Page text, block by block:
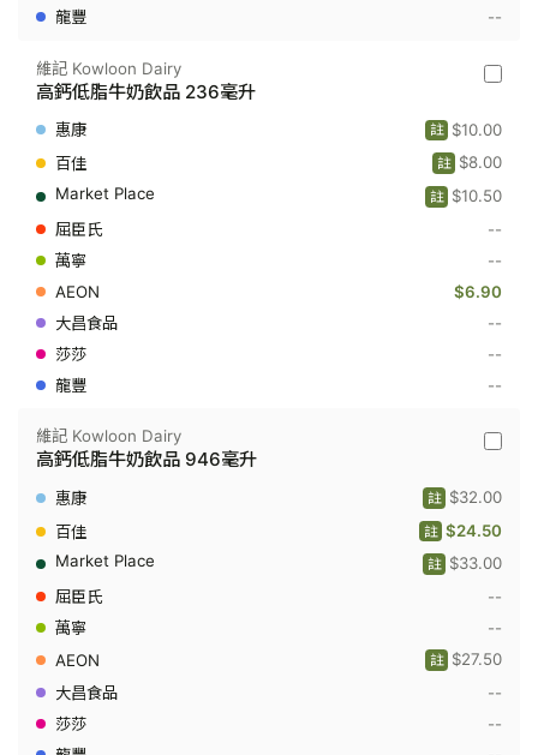
--
維
Dairy
-
鈣
脂
飲
236
毫
維記 Kowloon Dairy
高鈣低脂牛奶飲品 236毫升
$10.00
註
$8.00
註
$10.50
註
--
--
$6.90
--
--
--
維
Dairy
-
鈣
脂
飲
946
維記 Kowloon Dairy
高鈣低脂牛奶飲品 946毫升
$32.00
註
$24.50
註
$33.00
註
--
--
$27.50
註
--
--